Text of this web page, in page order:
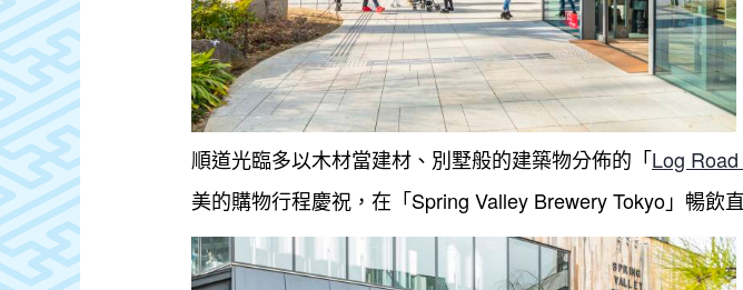
順道光臨多以木材當建材、別墅般的建築物分佈的「Log
美的購物行程慶祝，在「Spring Valley Brewery Tokyo」暢飲